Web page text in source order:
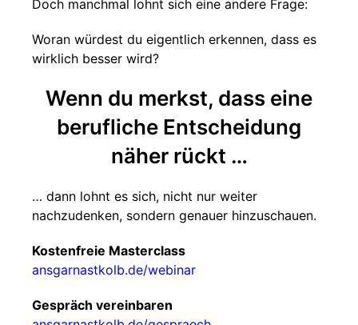
Doch manchmal lohnt sich eine andere Frage:
Woran würdest du eigentlich erkennen, dass es
wirklich besser wird?
Wenn du merkst, dass eine
berufliche Entscheidung
näher rückt …
… dann lohnt es sich, nicht nur weiter
nachzudenken, sondern genauer hinzuschauen.
Kostenfreie Masterclass
ansgarnastkolb.de/webinar
Gespräch vereinbaren